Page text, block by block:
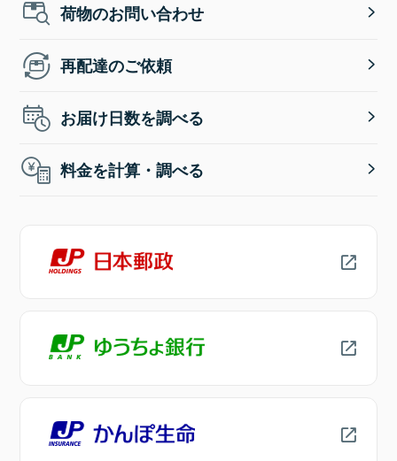
荷物のお問い合わせ
再配達のご依頼
お届け日数を調べる
料金を計算・調べる